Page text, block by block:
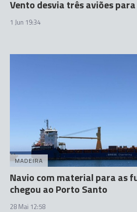
Vento desvia três aviões
1 Jun 19:34
MADEIRA
Navio com material para as
chegou ao Porto Santo
28 Mai 12:58